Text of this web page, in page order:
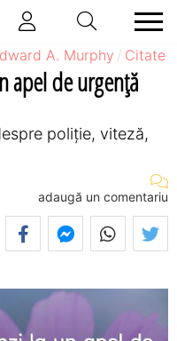
A. Murphy Citate
apel de urgență
poliție, viteză,
adaugă un comentariu